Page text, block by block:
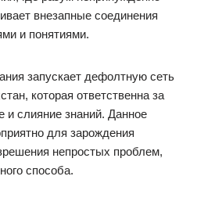
внезапные соединения
и понятиями.
запускает дефолтную сеть
которая ответственна за
и слияние знаний. Данное
для зарождения
непростых проблем,
способа.